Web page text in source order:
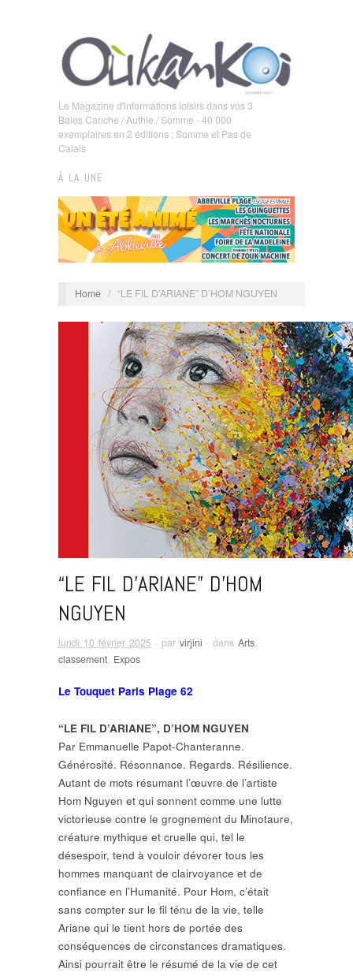
Le Magazine d'informations loisirs dans vos 3
Baies Canche / Authie / Somme - 40 000
exemplaires en 2 éditions : Somme et Pas de
Calais
À LA UNE
Home / “LE FIL D’ARIANE” D’HOM NGUYEN
“LE FIL D’ARIANE” D’HOM
NGUYEN
lundi 10 février 2025 · par virjini · dans Arts,
classement, Expos
Le Touquet Paris Plage 62
“LE FIL D’ARIANE”, D’HOM NGUYEN
Par Emmanuelle Papot-Chanteranne.
Générosité. Résonnance. Regards. Résilience.
Autant de mots résumant l’œuvre de l’artiste
Hom Nguyen et qui sonnent comme une lutte
victorieuse contre le grognement du Minotaure,
créature mythique et cruelle qui, tel le
désespoir, tend à vouloir dévorer tous les
hommes manquant de clairvoyance et de
confiance en l’Humanité. Pour Hom, c’était
sans compter sur le fil ténu de la vie, telle
Ariane qui le tient hors de portée des
conséquences de circonstances dramatiques.
Ainsi pourrait être le résumé de la vie de cet